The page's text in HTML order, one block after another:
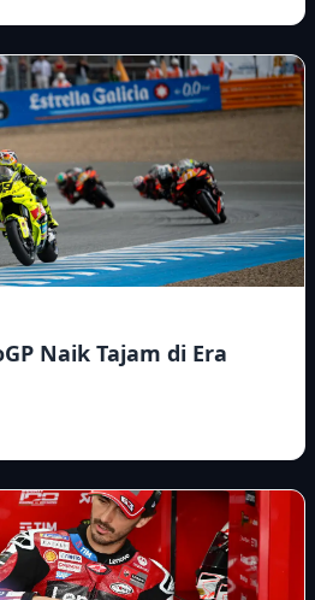
Naik Tajam di Era